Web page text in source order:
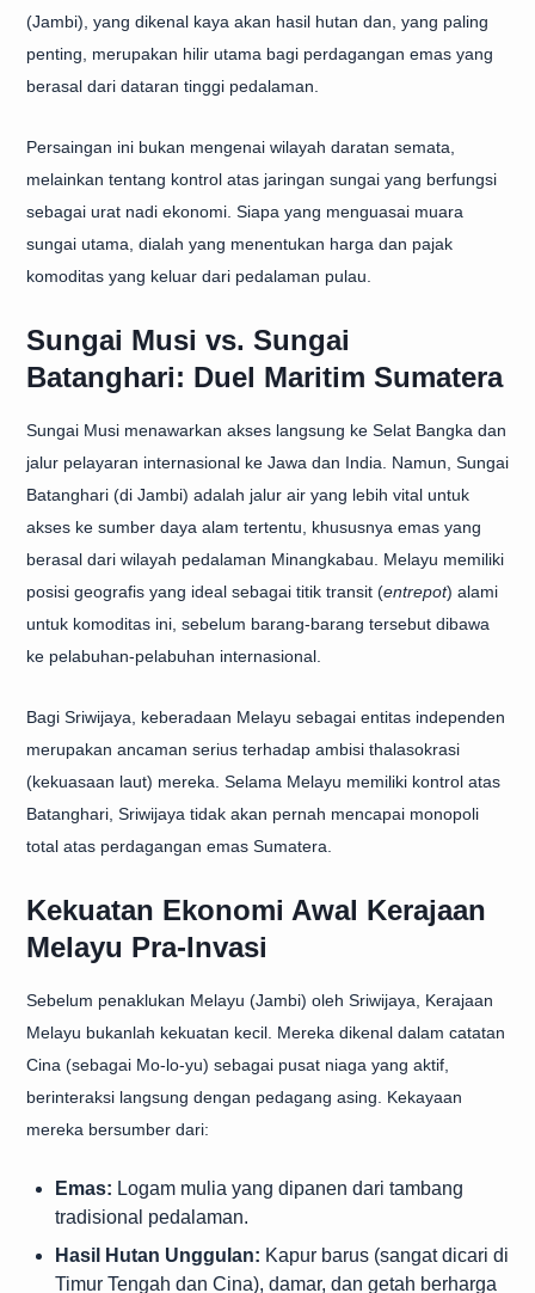
(Jambi), yang dikenal kaya akan hasil hutan dan, yang paling
penting, merupakan hilir utama bagi perdagangan emas yang
berasal dari dataran tinggi pedalaman.
Persaingan ini bukan mengenai wilayah daratan semata,
melainkan tentang kontrol atas jaringan sungai yang berfungsi
sebagai urat nadi ekonomi. Siapa yang menguasai muara
sungai utama, dialah yang menentukan harga dan pajak
komoditas yang keluar dari pedalaman pulau.
Sungai Musi vs. Sungai
Batanghari: Duel Maritim Sumatera
Sungai Musi menawarkan akses langsung ke Selat Bangka dan
jalur pelayaran internasional ke Jawa dan India. Namun, Sungai
Batanghari (di Jambi) adalah jalur air yang lebih vital untuk
akses ke sumber daya alam tertentu, khususnya emas yang
berasal dari wilayah pedalaman Minangkabau. Melayu memiliki
posisi geografis yang ideal sebagai titik transit (entrepot) alami
untuk komoditas ini, sebelum barang-barang tersebut dibawa
ke pelabuhan-pelabuhan internasional.
Bagi Sriwijaya, keberadaan Melayu sebagai entitas independen
merupakan ancaman serius terhadap ambisi thalasokrasi
(kekuasaan laut) mereka. Selama Melayu memiliki kontrol atas
Batanghari, Sriwijaya tidak akan pernah mencapai monopoli
total atas perdagangan emas Sumatera.
Kekuatan Ekonomi Awal Kerajaan
Melayu Pra-Invasi
Sebelum penaklukan Melayu (Jambi) oleh Sriwijaya , Kerajaan
Melayu bukanlah kekuatan kecil. Mereka dikenal dalam catatan
Cina (sebagai Mo-lo-yu) sebagai pusat niaga yang aktif,
berinteraksi langsung dengan pedagang asing. Kekayaan
mereka bersumber dari:
Emas: Logam mulia yang dipanen dari tambang
tradisional pedalaman.
Hasil Hutan Unggulan: Kapur barus (sangat dicari di
Timur Tengah dan Cina), damar, dan getah berharga